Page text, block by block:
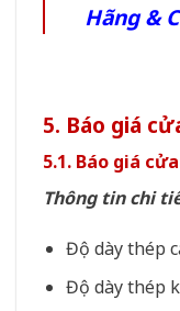
Hãng &
5. Báo giá
5.1. Báo giá
Thông tin chi
Độ dày thép
Độ dày thép